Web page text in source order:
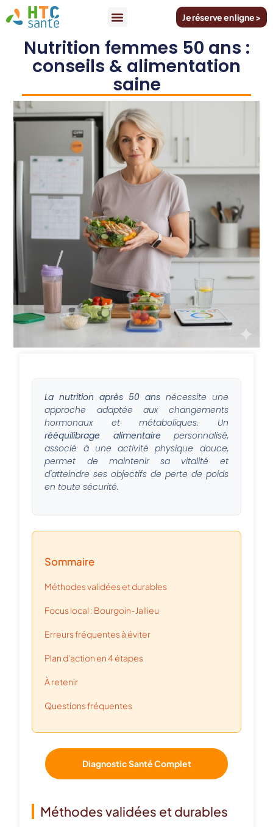
Je réserve en ligne >
Nutrition femmes 50 ans :
conseils & alimentation
saine
La nutrition après 50 ansnécessite une
approche adaptée aux changements
hormonaux et métaboliques. Un
rééquilibrage alimentairepersonnalisé,
associé à une activité physique douce,
permet de maintenir sa vitalité et
d'atteindre ses objectifs de perte de poids
en toute sécurité.
Sommaire
Méthodes validées et durables
Focus local : Bourgoin-Jallieu
Erreurs fréquentes à éviter
Plan d'action en 4 étapes
À retenir
Questions fréquentes
Diagnostic Santé Complet
Méthodes validées et durables